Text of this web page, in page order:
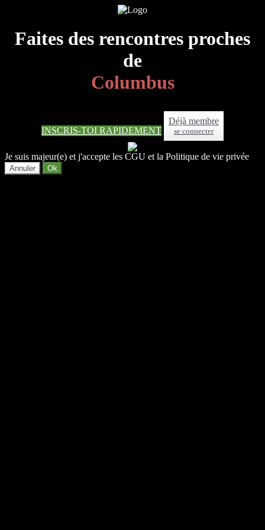
Faites des rencontres proches
de
Columbus
INSCRIS-TOI RAPIDEMENT
Déjà membre
se connecter
Je suis majeur(e) et j'accepte les CGU et la Politique de vie privée
Annuler Ok